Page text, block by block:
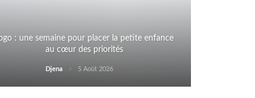
: une semaine pour placer la petite enfance
au cœur des priorités
Djena 5 Août 2026